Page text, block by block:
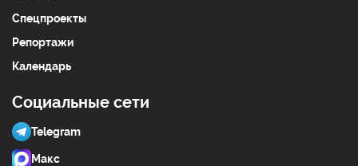
Спецпроекты
Репортажи
Календарь
Социальные сети
Telegram
Макс